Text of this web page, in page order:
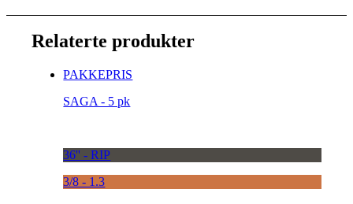
Relaterte produkter
PAKKEPRIS
SAGA - 5 pk
36'' - RIP
3/8 - 1.3